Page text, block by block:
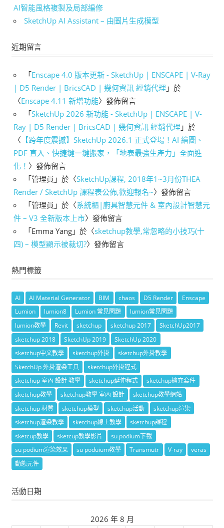
AI智能風格複製及局部編修
SketchUp AI Assistant – 由圖片生成模型
近期留言
「Enscape 4.0 版本更新 - SketchUp | ENSCAPE | V-Ray
| D5 Render | BricsCAD | 幾何資訊 經銷代理 」於
〈Enscape 4.11 新增功能〉發佈留言
「SketchUp 2026 新功能 - SketchUp | ENSCAPE | V-
Ray | D5 Render | BricsCAD | 幾何資訊 經銷代理 」於
〈 【跨年度震撼】SketchUp 2026.1 正式登場！AI 繪圖、
PDF 直入、快捷鍵一鍵搬家，「地表最強生產力」全面進
化！ 〉發佈留言
「管理員 」於〈SketchUp課程, 2018年1~3月份THEA
Render / SketchUp 課程表公佈,歡迎報名~〉發佈留言
「管理員 」於〈系統櫃|廚具智慧元件 & 室內設計智慧元
件 – V3 全新版本上市〉發佈留言
「Emma Yang 」於〈sketchup教學,常忽略的小技巧(十
四) – 模型顯示被裁切?〉發佈留言
熱門標籤
AI AI Material Generator BIM chaos D5 Render
Enscape
Lumion
lumion8 Lumion 常見問題
lumion常見問題
lumion教學
Revit sketchup sketchup 2017
SketchUp2017
sketchup 2018
SketchUp 2019
SketchUp 2020
sketchup中文教學
sketchup外掛
sketchup外掛教學
SketchUp 外掛渲染工具
sketchup外掛程式
sketchup 室內 設計 教學
sketchup延伸程式
sketchup擴充套件
sketchup教學
sketchup教學 室內 設計
sketchup教學網站
sketchup 材質
sketchup模型 sketchup活動
sketchup渲染
sketchup渲染教學
sketchup線上教學
sketchup課程
sketcup教學
sketcup教學影片
su podium下載
su podium渲染效果
su poduium教學 Transmutr V-ray
veras
動態元件
活動日期
2026 年 8 月